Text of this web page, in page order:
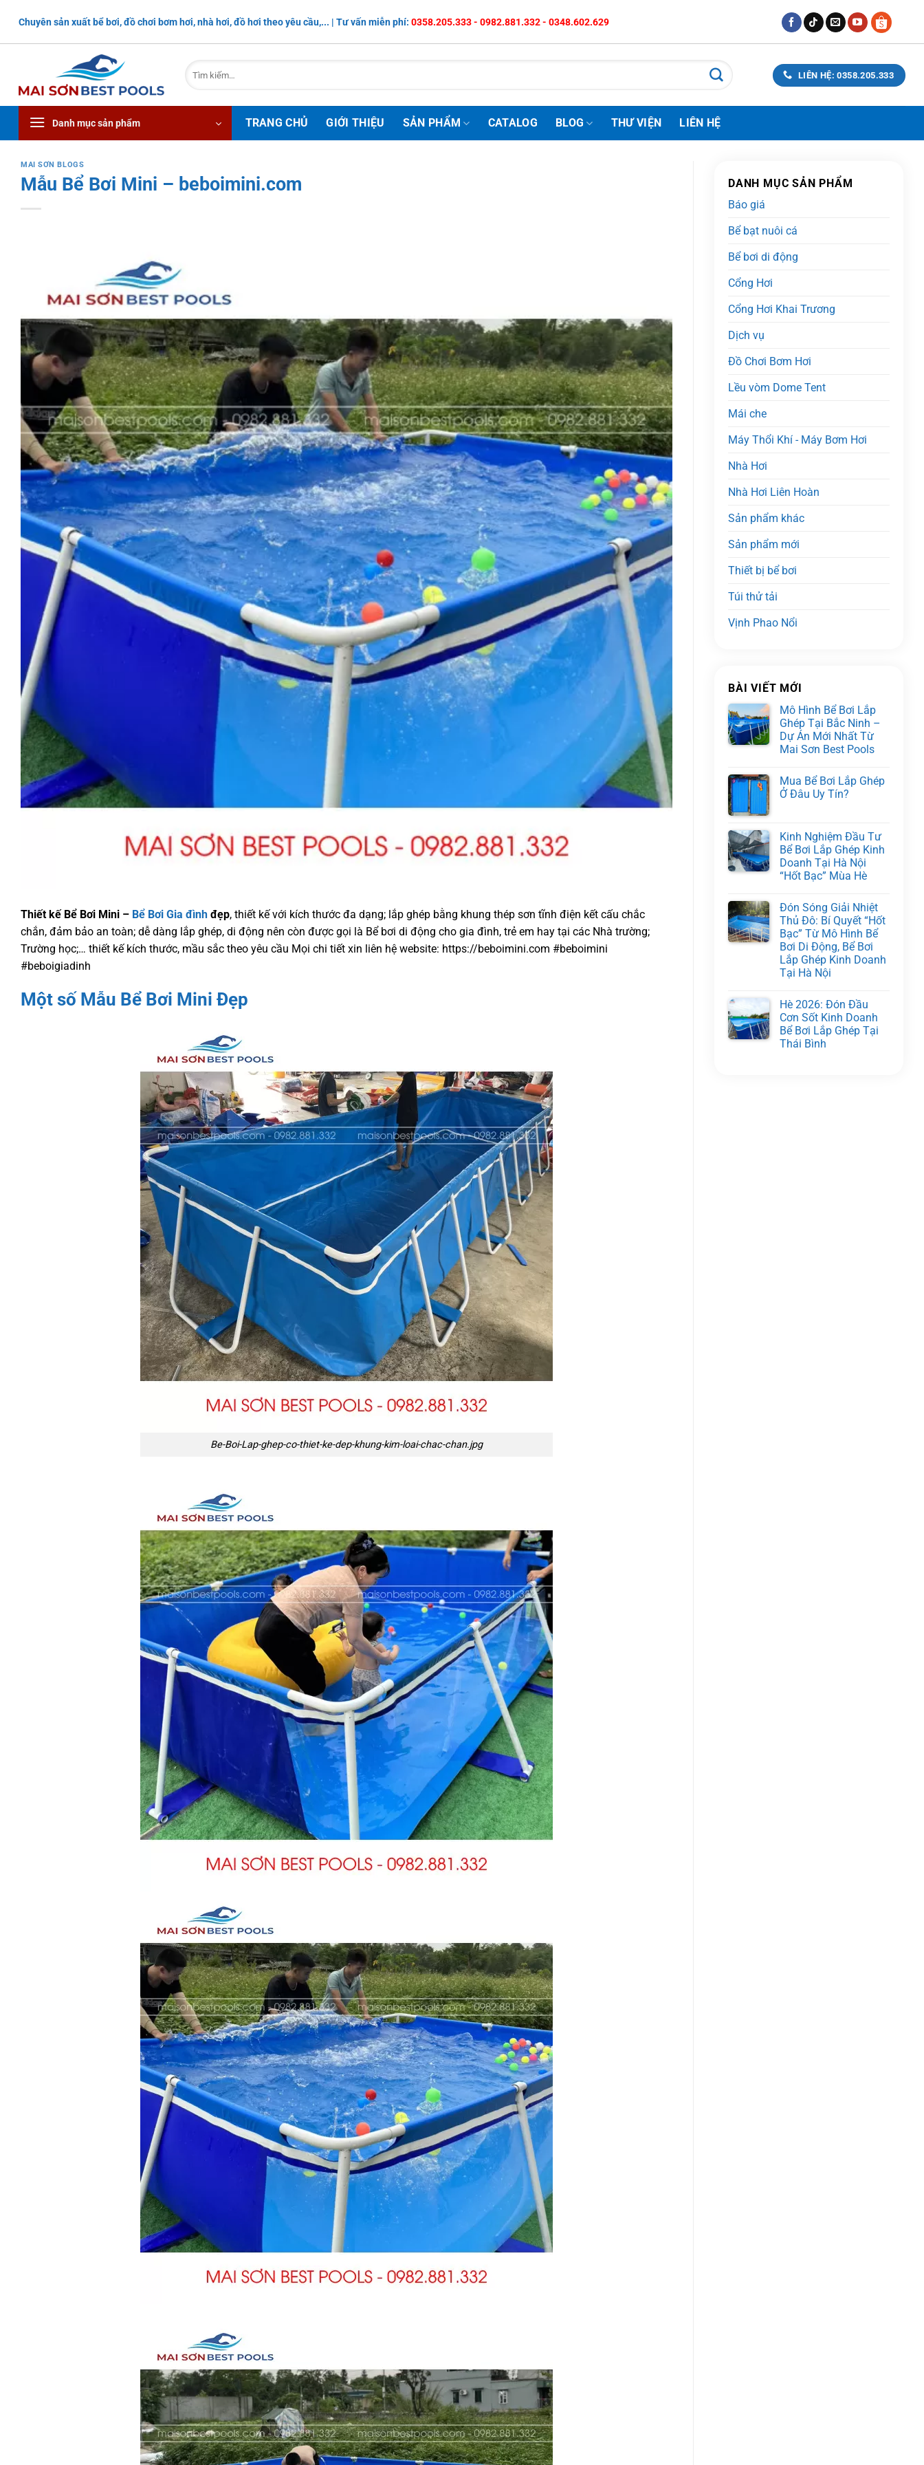
nội
Chuyên sản xuất bể bơi, đồ chơi bơm hơi, nhà hơi, đồ hơi theo yêu cầu,... | Tư vấn miễn phí: 0358.205.333 - 0982.881.332 - 0348.602.629
Tìm
kiếm:
LIÊN HỆ: 0358.205.333
Danh mục sản phẩm TRANG CHỦ GIỚI THIỆU SẢN PHẨM CATALOG BLOG THƯ VIỆN LIÊN HỆ
MAI SƠN BLOGS
Mẫu Bể Bơi Mini – beboimini.com
Thiết kế Bể Bơi Mini – Bể Bơi Gia đình đẹp, thiết kế với kích thước đa dạng; lắp ghép bằng khung thép sơn tĩnh điện kết cấu chắc
chắn, đảm bảo an toàn; dễ dàng lắp ghép, di động nên còn được gọi là Bể bơi di động cho gia đình, trẻ em hay tại các Nhà trường;
Trường học;… thiết kế kích thước, mầu sắc theo yêu cầu Mọi chi tiết xin liên hệ website: https://beboimini.com #beboimini
#beboigiadinh
Một số Mẫu Bể Bơi Mini Đẹp
Be-Boi-Lap-ghep-co-thiet-ke-dep-khung-kim-loai-chac-chan.jpg
DANH MỤC SẢN PHẨM
Báo giá
Bể bạt nuôi cá
Bể bơi di động
Cổng Hơi
Cổng Hơi Khai Trương
Dịch vụ
Đồ Chơi Bơm Hơi
Lều vòm Dome Tent
Mái che
Máy Thổi Khí - Máy Bơm Hơi
Nhà Hơi
Nhà Hơi Liên Hoàn
Sản phẩm khác
Sản phẩm mới
Thiết bị bể bơi
Túi thử tải
Vịnh Phao Nổi
BÀI VIẾT MỚI
Mô Hình Bể Bơi Lắp
Ghép Tại Bắc Ninh –
Dự Án Mới Nhất Từ
Mai Sơn Best Pools
Mua Bể Bơi Lắp Ghép
Ở Đâu Uy Tín?
Kinh Nghiệm Đầu Tư
Bể Bơi Lắp Ghép Kinh
Doanh Tại Hà Nội
“Hốt Bạc” Mùa Hè
Đón Sóng Giải Nhiệt
Thủ Đô: Bí Quyết “Hốt
Bạc” Từ Mô Hình Bể
Bơi Di Động, Bể Bơi
Lắp Ghép Kinh Doanh
Tại Hà Nội
Hè 2026: Đón Đầu
Cơn Sốt Kinh Doanh
Bể Bơi Lắp Ghép Tại
Thái Bình